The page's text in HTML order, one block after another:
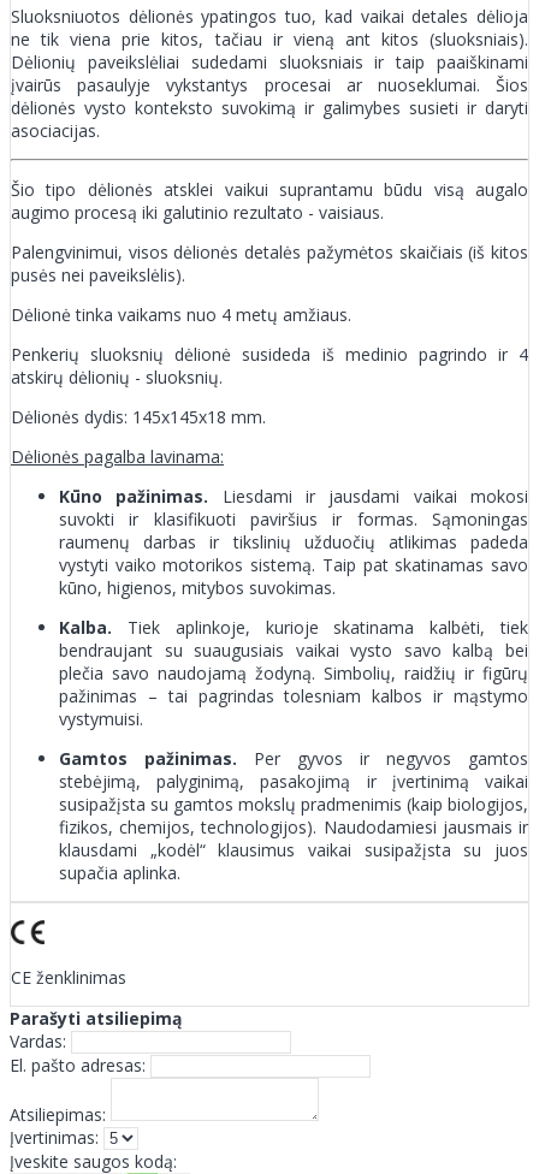
Sluoksniuotos dėlionės ypatingos tuo, kad vaikai detales dėlioja
ne tik viena prie kitos, tačiau ir vieną ant kitos (sluoksniais).
Dėlionių paveikslėliai sudedami sluoksniais ir taip paaiškinami
įvairūs pasaulyje vykstantys procesai ar nuoseklumai. Šios
dėlionės vysto konteksto suvokimą ir galimybes susieti ir daryti
asociacijas.
Šio tipo dėlionės atsklei vaikui suprantamu būdu visą augalo
augimo procesą iki galutinio rezultato - vaisiaus.
Palengvinimui, visos dėlionės detalės pažymėtos skaičiais (iš kitos
pusės nei paveikslėlis).
Dėlionė tinka vaikams nuo 4 metų amžiaus.
Penkerių sluoksnių dėlionė susideda iš medinio pagrindo ir 4
atskirų dėlionių - sluoksnių.
Dėlionės dydis: 145x145x18 mm.
Dėlionės pagalba lavinama:
Kūno pažinimas. Liesdami ir jausdami vaikai mokosi
suvokti ir klasifikuoti paviršius ir formas. Sąmoningas
raumenų darbas ir tikslinių užduočių atlikimas padeda
vystyti vaiko motorikos sistemą. Taip pat skatinamas savo
kūno, higienos, mitybos suvokimas.
Kalba. Tiek aplinkoje, kurioje skatinama kalbėti, tiek
bendraujant su suaugusiais vaikai vysto savo kalbą bei
plečia savo naudojamą žodyną. Simbolių, raidžių ir figūrų
pažinimas – tai pagrindas tolesniam kalbos ir mąstymo
vystymuisi.
Gamtos pažinimas. Per gyvos ir negyvos gamtos
stebėjimą, palyginimą, pasakojimą ir įvertinimą vaikai
susipažįsta su gamtos mokslų pradmenimis (kaip biologijos,
fizikos, chemijos, technologijos). Naudodamiesi jausmais ir
klausdami „kodėl“ klausimus vaikai susipažįsta su juos
supačia aplinka.
CE ženklinimas
Parašyti atsiliepimą
Vardas:
El. pašto adresas:
Atsiliepimas:
Įvertinimas:
Įveskite saugos kodą: